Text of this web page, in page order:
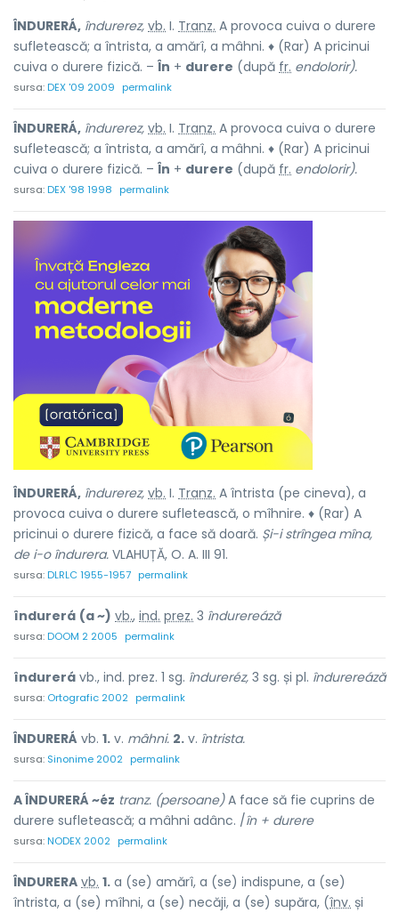
ÎNDURERÁ, îndurerez, vb. I. Tranz. A provoca cuiva o durere
sufletească; a întrista, a amărî, a mâhni. ♦ (Rar) A pricinui
cuiva o durere fizică. – În + durere (după fr. endolorir).
sursa:DEX '09 2009 permalink
ÎNDURERÁ, îndurerez, vb. I. Tranz. A provoca cuiva o durere
sufletească; a întrista, a amărî, a mâhni. ♦ (Rar) A pricinui
cuiva o durere fizică. – În + durere (după fr. endolorir).
sursa:DEX '98 1998 permalink
ÎNDURERÁ, îndurerez, vb. I. Tranz. A întrista (pe cineva), a
provoca cuiva o durere sufletească, o mîhnire. ♦ (Rar) A
pricinui o durere fizică, a face să doară. Și-i strîngea mîna,
de i-o îndurera. VLAHUȚĂ, O. A. III 91.
sursa:DLRLC 1955-1957 permalink
îndurerá (a ~) vb., ind. prez. 3 îndurereáză
sursa:DOOM 2 2005 permalink
îndurerá vb., ind. prez. 1 sg. îndureréz, 3 sg. și pl. îndurereáză
sursa: Ortografic 2002 permalink
ÎNDURERÁ vb. 1. v. mâhni. 2. v. întrista.
sursa: Sinonime 2002 permalink
A ÎNDURERÁ ~éz tranz. (persoane)A face să fie cuprins de
durere sufletească; a mâhni adânc. /în + durere
sursa:NODEX 2002 permalink
ÎNDURERA vb. 1. a (se) amărî, a (se) indispune, a (se)
întrista, a (se) mîhni, a (se) necăji, a (se) supăra, (înv. și